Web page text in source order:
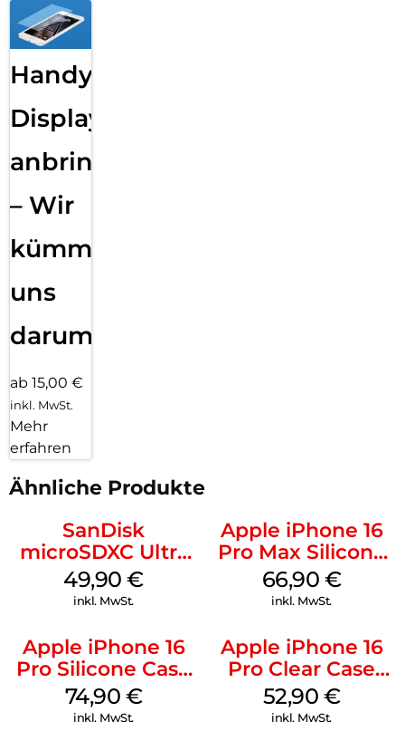
Handy
Displayfolie
anbringen
– Wir
kümmern
uns
darum!
ab 15,00 €
inkl. MwSt.
Mehr
erfahren
Ähnliche Produkte
SanDisk
microSDXC Ultra
128 GB + Adapter
Mobile
49,90€
inkl. MwSt.
Apple iPhone 16
Pro Max Silicone
Case MagSafe
Black
66,90 €
inkl. MwSt.
Apple iPhone 16
Pro Silicone Case
MagSafe Black
74,90 €
inkl. MwSt.
Apple iPhone 16
Pro Clear Case
MagSafe
Transparent
52,90 €
inkl. MwSt.